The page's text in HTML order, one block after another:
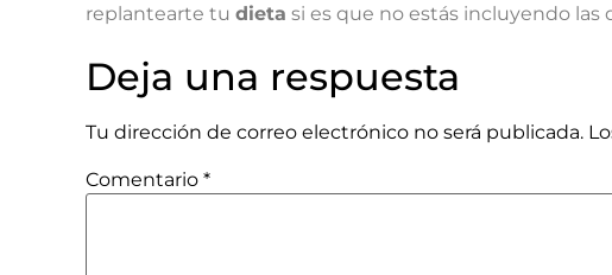
replantearte tu dieta si es que no estás incluyendo las
Deja una respuesta
Tu dirección de correo electrónico no será publicada.
Comentario *